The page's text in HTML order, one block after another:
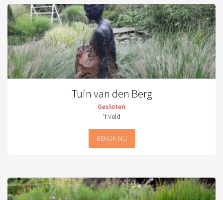
Tuin van den Berg
Gesloten
't Veld
BEKIJK NU